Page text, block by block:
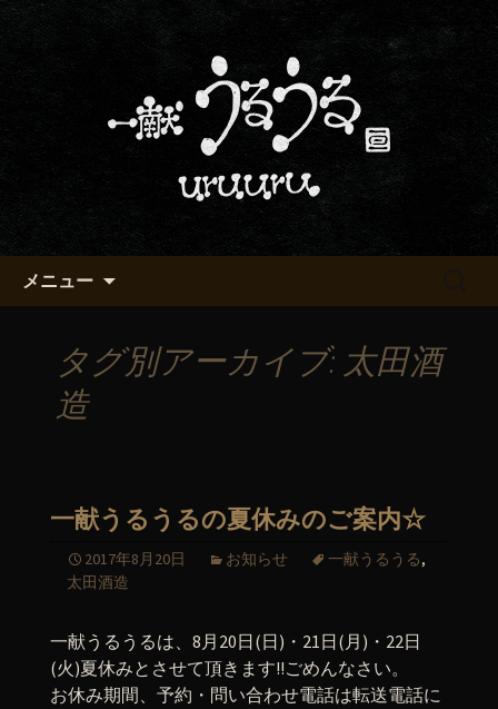
京都・五条でおいしい地酒が飲
める「一献うるうる」のブロ
京都・五条烏丸の町屋居酒屋「一献う
るうる」からのお知らせ
メニュー
タグ別アーカイブ: 太田酒
造
一献うるうるの夏休みのご案内☆
2017年8月20日 お知らせ 一献うるうる,
太田酒造
一献うるうるは、8月20日(日)・21日(月)・22日
(火)夏休みとさせて頂きます!!ごめんなさい。
お休み期間、予約・問い合わせ電話は転送電話に